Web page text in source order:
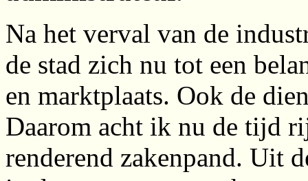
Na het verval van de
de stad zich nu tot een
en marktplaats. Ook de
Daarom acht ik nu de tijd
renderend zakenpand. Uit